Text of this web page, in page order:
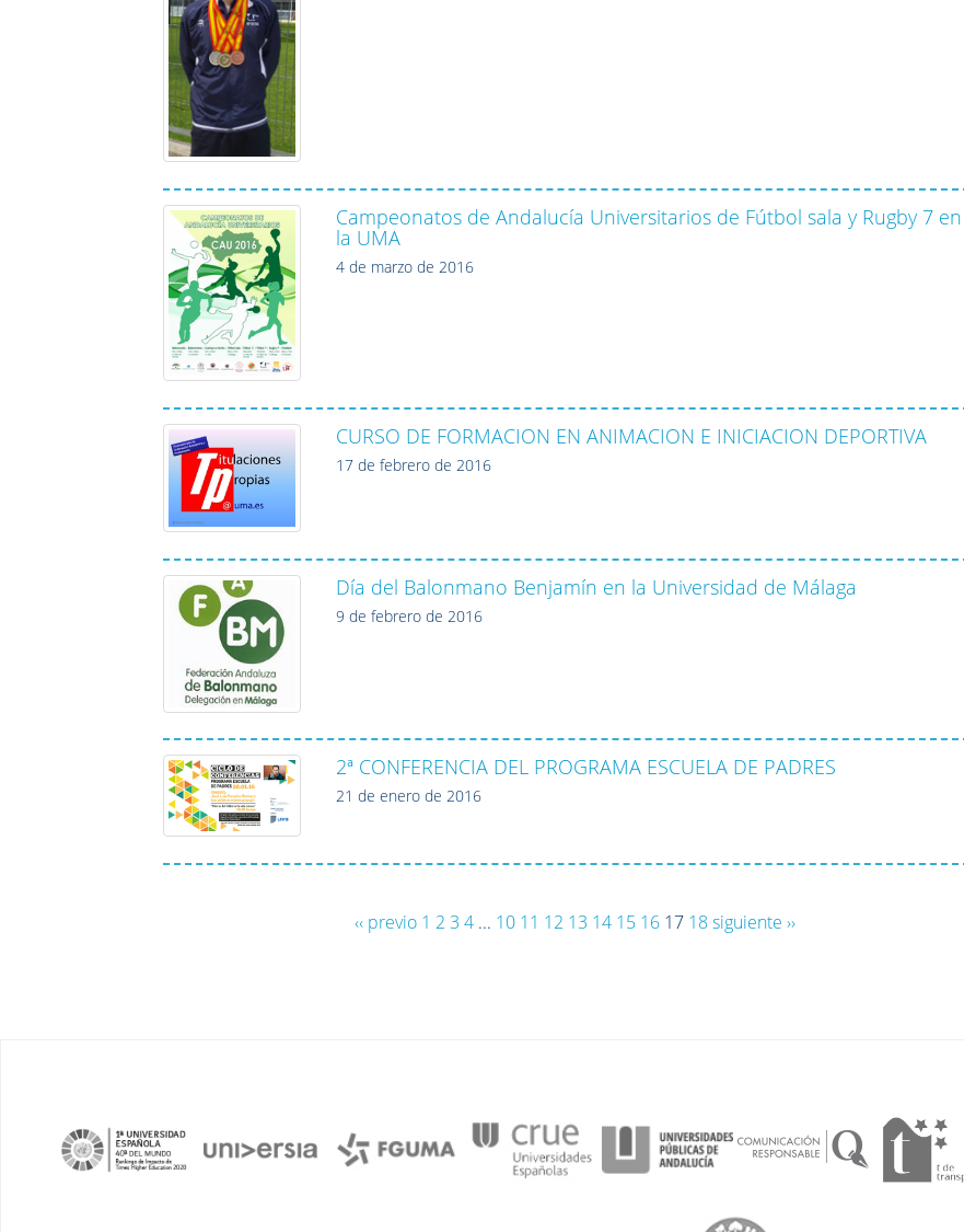
Campeonatos de Andalucía Universitarios de Fútbol sala y Rugby 7 en
la UMA
4 de marzo de 2016
CURSO DE FORMACION EN ANIMACION E INICIACION DEPORTIVA
17 de febrero de 2016
Día del Balonmano Benjamín en la Universidad de Málaga
9 de febrero de 2016
2ª CONFERENCIA DEL PROGRAMA ESCUELA DE PADRES
21 de enero de 2016
‹‹ previo 1 2 3 4 ... 10 11 12 13 14 15 16 17 18siguiente ››